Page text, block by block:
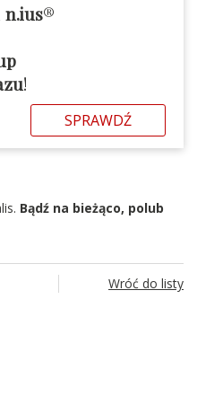
n.ius®
!
SPRAWDŹ
Bądź na bieżąco, polub
Wróć do listy